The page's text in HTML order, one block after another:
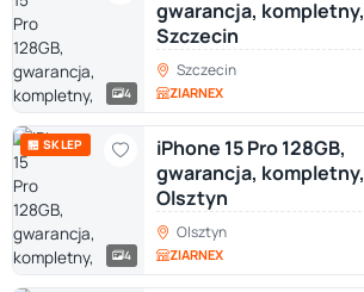
4
gwarancja, kompletny,
Szczecin
Szczecin
ZIARNEX
🏪 SKLEP
4
iPhone 15 Pro 128GB,
gwarancja, kompletny,
Olsztyn
Olsztyn
ZIARNEX